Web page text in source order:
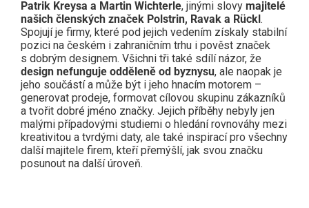
Patrik Kreysa a Martin Wichterle, jinými slovy majitelé
našich členských značek Polstrin, Ravak a Rückl.
Spojují je firmy, které pod jejich vedením získaly stabilní
pozici na českém i zahraničním trhu i pověst značek
s dobrým designem. Všichni tři také sdílí názor, že
design nefunguje odděleně od byznysu, ale naopak je
jeho součástí a může být i jeho hnacím motorem –
generovat prodeje, formovat cílovou skupinu zákazníků
a tvořit dobré jméno značky. Jejich příběhy nebyly jen
malými případovými studiemi o hledání rovnováhy mezi
kreativitou a tvrdými daty, ale také inspirací pro všechny
další majitele firem, kteří přemýšlí, jak svou značku
posunout na další úroveň.